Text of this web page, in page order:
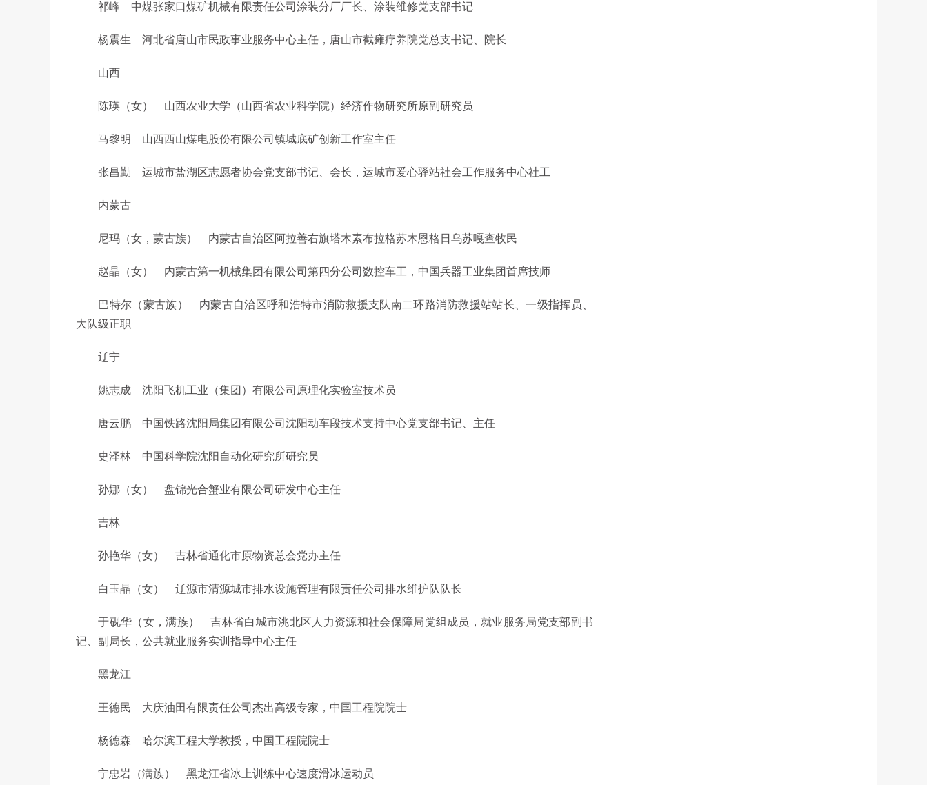
祁峰 中煤张家口煤矿机械有限责任公司涂装分厂厂长、涂装维修党支部书记
杨震生 河北省唐山市民政事业服务中心主任，唐山市截瘫疗养院党总支书记、院长
山西
陈瑛（女） 山西农业大学（山西省农业科学院）经济作物研究所原副研究员
马黎明 山西西山煤电股份有限公司镇城底矿创新工作室主任
张昌勤 运城市盐湖区志愿者协会党支部书记、会长，运城市爱心驿站社会工作服务中心社工
内蒙古
尼玛（女，蒙古族） 内蒙古自治区阿拉善右旗塔木素布拉格苏木恩格日乌苏嘎查牧民
赵晶（女） 内蒙古第一机械集团有限公司第四分公司数控车工，中国兵器工业集团首席技师
巴特尔（蒙古族） 内蒙古自治区呼和浩特市消防救援支队南二环路消防救援站站长、一级指挥员、
大队级正职
辽宁
姚志成 沈阳飞机工业（集团）有限公司原理化实验室技术员
唐云鹏 中国铁路沈阳局集团有限公司沈阳动车段技术支持中心党支部书记、主任
史泽林 中国科学院沈阳自动化研究所研究员
孙娜（女） 盘锦光合蟹业有限公司研发中心主任
吉林
孙艳华（女） 吉林省通化市原物资总会党办主任
白玉晶（女） 辽源市清源城市排水设施管理有限责任公司排水维护队队长
于砚华（女，满族） 吉林省白城市洮北区人力资源和社会保障局党组成员，就业服务局党支部副书
记、副局长，公共就业服务实训指导中心主任
黑龙江
王德民 大庆油田有限责任公司杰出高级专家，中国工程院院士
杨德森 哈尔滨工程大学教授，中国工程院院士
宁忠岩（满族） 黑龙江省冰上训练中心速度滑冰运动员